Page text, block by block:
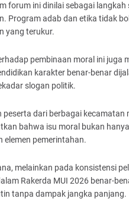
forum ini dinilai sebagai
Program adab dan etika tidak
yang terukur.
pembinaan moral ini juga
karakter benar-benar
slogan politik.
dari berbagai
bahwa isu moral bukan
elemen pemerintahan.
melainkan pada konsistensi
Rakerda MUI 2026 benar-
tanpa dampak jangka panjang.